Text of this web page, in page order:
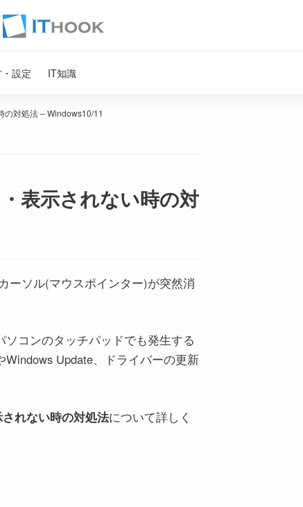
設定 IT知識
の対処法 – Windows10/11
表示されない時の対
ーソル(マウスポインター)が突然消
コンのタッチパッドでも発生する
Update、ドライバーの更新
れない時の対処法について詳しく